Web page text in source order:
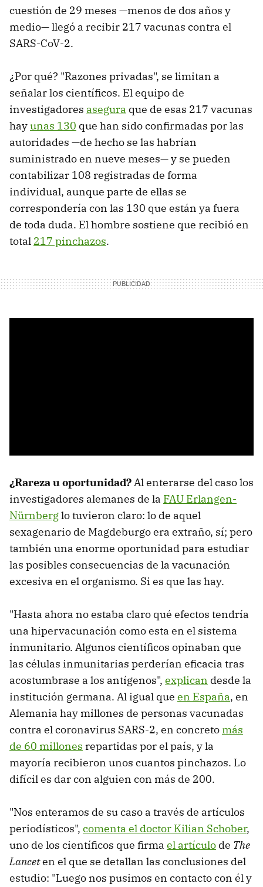
cuestión de 29 meses —menos de dos años y
medio— llegó a recibir 217 vacunas contra el
SARS-CoV-2.
¿Por qué? "Razones privadas", se limitan a
señalar los científicos. El equipo de
investigadores asegura que de esas 217 vacunas
hayunas 130 que han sido confirmadas por las
autoridades —de hecho se las habrían
suministrado en nueve meses— y se pueden
contabilizar 108 registradas de forma
individual, aunque parte de ellas se
correspondería con las 130 que están ya fuera
de toda duda. El hombre sostiene que recibió en
total 217 pinchazos.
¿Rareza u oportunidad?Al enterarse del caso los
investigadores alemanes de la FAU Erlangen-
Nürnberglo tuvieron claro: lo de aquel
sexagenario de Magdeburgo era extraño, sí; pero
también una enorme oportunidad para estudiar
las posibles consecuencias de la vacunación
excesiva en el organismo. Si es que las hay.
"Hasta ahora no estaba claro qué efectos tendría
una hipervacunación como esta en el sistema
inmunitario. Algunos científicos opinaban que
las células inmunitarias perderían eficacia tras
acostumbrase a los antígenos", explican desde la
institución germana. Al igual que en España, en
Alemania hay millones de personas vacunadas
contra el coronavirus SARS-2, en concretomás
de 60 millones repartidas por el país, y la
mayoría recibieron unos cuantos pinchazos. Lo
difícil es dar con alguien con más de 200.
"Nos enteramos de su caso a través de artículos
periodísticos", comenta el doctor Kilian Schober,
uno de los científicos que firma el artículo de The
Lanceten el que se detallan las conclusiones del
estudio: "Luego nos pusimos en contacto con él y